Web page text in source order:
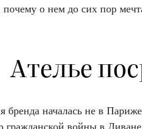
почему о нем до сих пор
Ателье
бренда началась не в